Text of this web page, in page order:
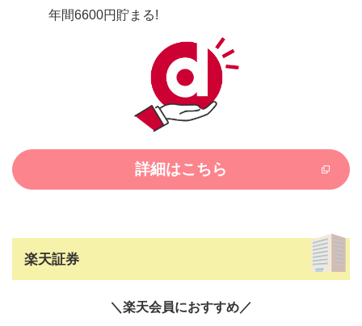
年間6600円貯まる!
詳細はこちら
楽天証券
＼楽天会員におすすめ／